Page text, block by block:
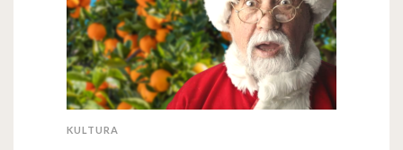
KULTURA